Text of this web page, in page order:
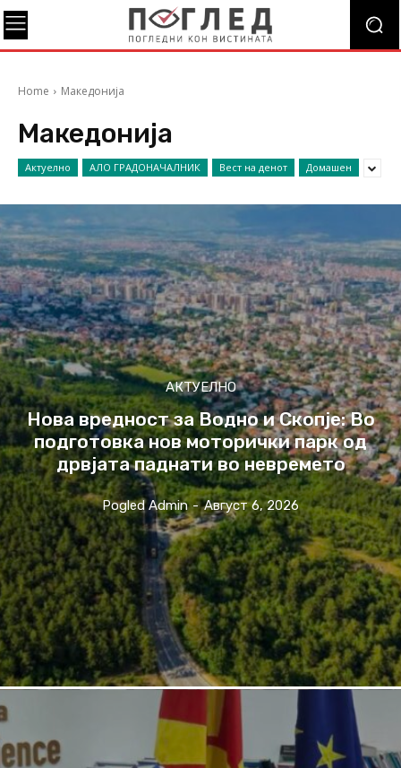
Home Македонија
Македонија
Актуелно АЛО ГРАДОНАЧАЛНИК Вест на денот Домашен
АКТУЕЛНО
Нова вредност за Водно и Скопје: Во
подготовка нов моторички парк од
дрвјата паднати во невремето
Pogled Admin - Август 6, 2026